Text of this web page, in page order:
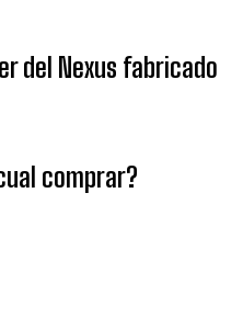
del Nexus fabricado
comprar?